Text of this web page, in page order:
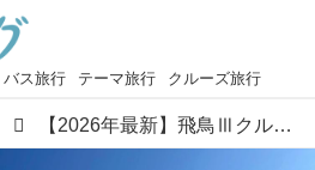
バス旅行 テーマ旅行 クルーズ旅行
【2026年最新】飛鳥Ⅲクルーズとは？船内・客室・食事の魅力を徹底解説｜日本発着ラグジュアリー客船